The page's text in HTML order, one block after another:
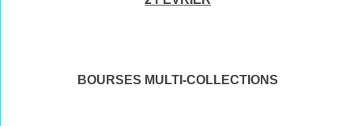
BOURSES MULTI-COLLECTIONS